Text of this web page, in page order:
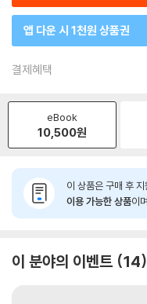
앱 다운 시 1천원 상품권
결제혜택
eBook
10,500원
이 상품은 구매 후 지
이용 가능한 상품이
이 분야의 이벤트 14